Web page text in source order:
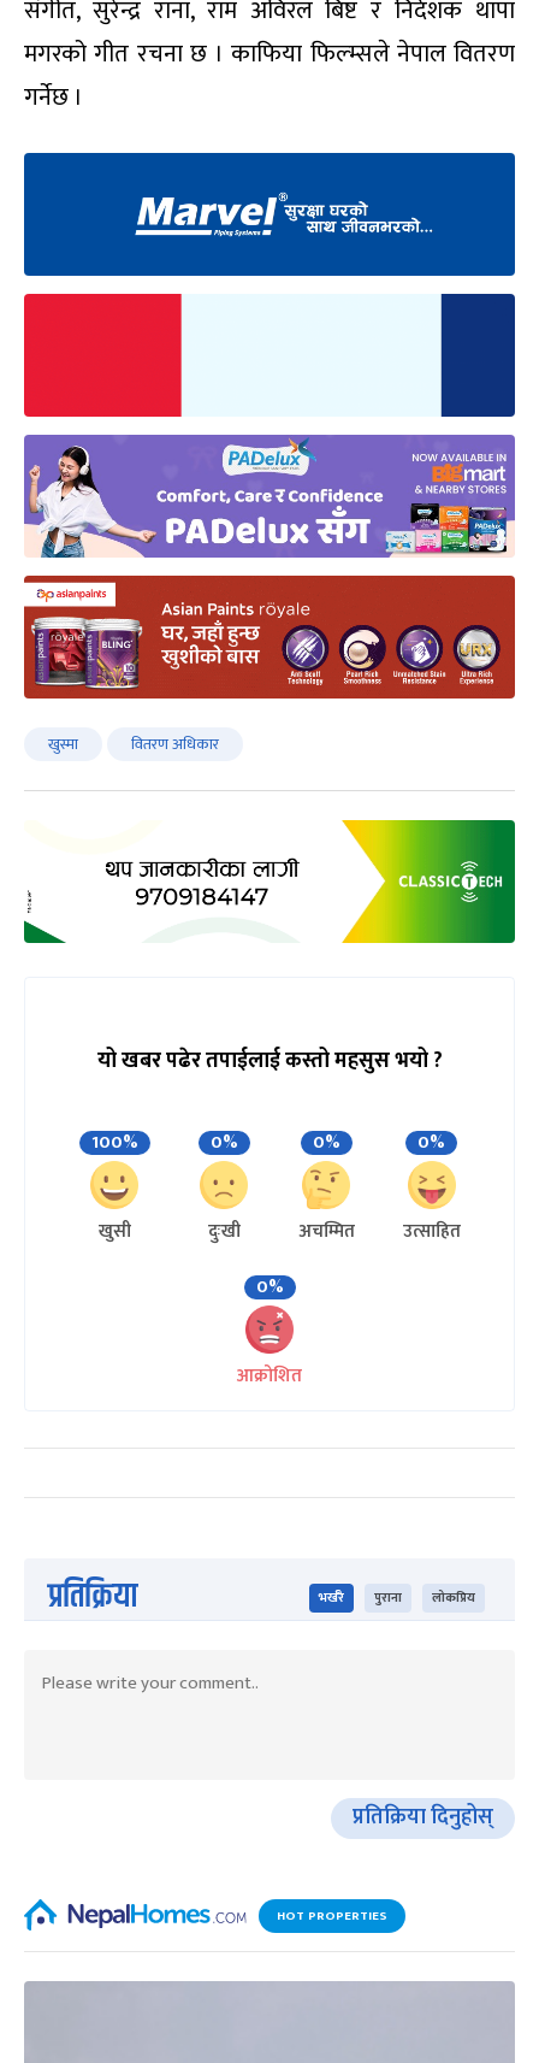
संगीत, सुरेन्द्र राना, राम अविरल बिष्ट र निर्देशक थापा
मगरको गीत रचना छ । काफिया फिल्म्सले नेपाल वितरण
गर्नेछ ।
खुस्मा वितरण अधिकार
यो खबर पढेर तपाईलाई कस्तो महसुस भयो ?
100%
खुसी
0%
दुःखी
0%
अचम्मित
0%
उत्साहित
0%
आक्रोशित
प्रतिक्रिया भर्खरै पुराना लोकप्रिय
प्रतिक्रिया दिनुहोस्
HOT PROPERTIES